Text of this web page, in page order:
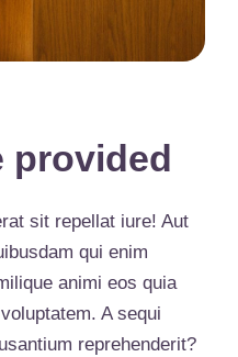
provided
sit repellat iure! Aut
qui enim
animi eos quia
A sequi
reprehenderit?